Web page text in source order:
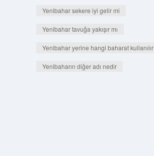
Yenibahar sekere iyi gelir mi
Yenibahar tavuğa yakışır mı
Yenibahar yerine hangi baharat kullanılır
Yenibaharın diğer adı nedir